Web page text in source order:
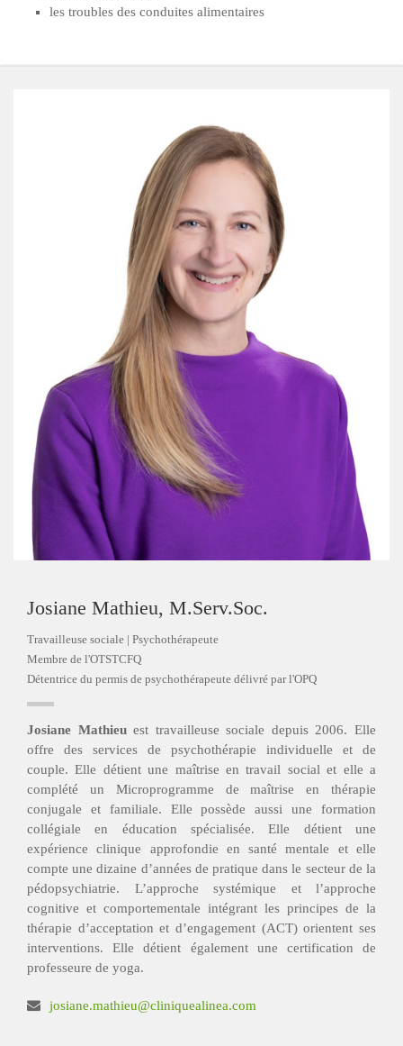
les troubles des conduites alimentaires
Josiane Mathieu, M.Serv.Soc.
Travailleuse sociale | Psychothérapeute
Membre de l'OTSTCFQ
Détentrice du permis de psychothérapeute délivré par l'OPQ
Josiane Mathieuest travailleuse sociale depuis 2006. Elle
offre des services de psychothérapie individuelle et de
couple. Elle détient une maîtrise en travail social et elle a
complété un Microprogramme de maîtrise en thérapie
conjugale et familiale. Elle possède aussi une formation
collégiale en éducation spécialisée. Elle détient une
expérience clinique approfondie en santé mentale et elle
compte une dizaine d’années de pratique dans le secteur de la
pédopsychiatrie. L’approche systémique et l’approche
cognitive et comportementale intégrant les principes de la
thérapie d’acceptation et d’engagement (ACT) orientent ses
interventions. Elle détient également une certification de
professeure de yoga.
josiane.mathieu@cliniquealinea.com